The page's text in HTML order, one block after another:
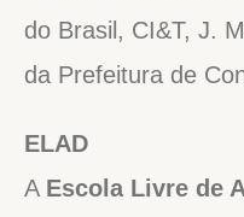
do Brasil, CI&T, J.
da Prefeitura de
ELAD
A Escola Livre de